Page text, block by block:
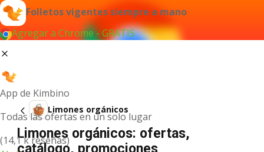
Folletos vigentes siempre a mano
Agregar a Chrome - GRATIS
App de Kimbino
Todas las ofertas en un solo lugar
(14,1 k reseñas)
Limones orgánicos
Limones orgánicos: ofertas,
catálogo, promociones